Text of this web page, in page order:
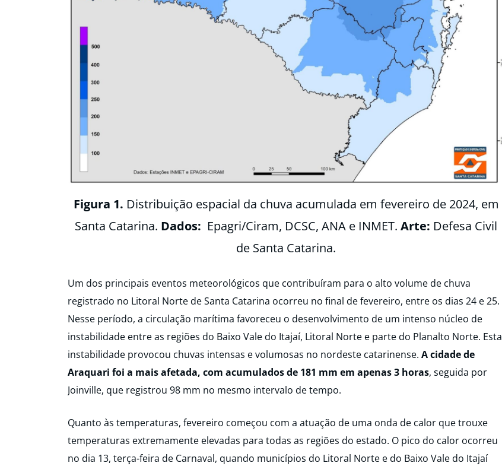
Figura 1. Distribuição espacial da chuva acumulada em fevereiro de 2024, em
Santa Catarina. Dados: Epagri/Ciram, DCSC, ANA e INMET. Arte: Defesa Civil
de Santa Catarina.
Um dos principais eventos meteorológicos que contribuíram para o alto volume de chuva
registrado no Litoral Norte de Santa Catarina ocorreu no final de fevereiro, entre os dias 24 e 25.
Nesse período, a circulação marítima favoreceu o desenvolvimento de um intenso núcleo de
instabilidade entre as regiões do Baixo Vale do Itajaí, Litoral Norte e parte do Planalto Norte. Esta
instabilidade provocou chuvas intensas e volumosas no nordeste catarinense. A cidade de
Araquari foi a mais afetada, com acumulados de 181 mm em apenas 3 horas, seguida por
Joinville, que registrou 98 mm no mesmo intervalo de tempo.
Quanto às temperaturas, fevereiro começou com a atuação de uma onda de calor que trouxe
temperaturas extremamente elevadas para todas as regiões do estado. O pico do calor ocorreu
no dia 13, terça-feira de Carnaval, quando municípios do Litoral Norte e do Baixo Vale do Itajaí